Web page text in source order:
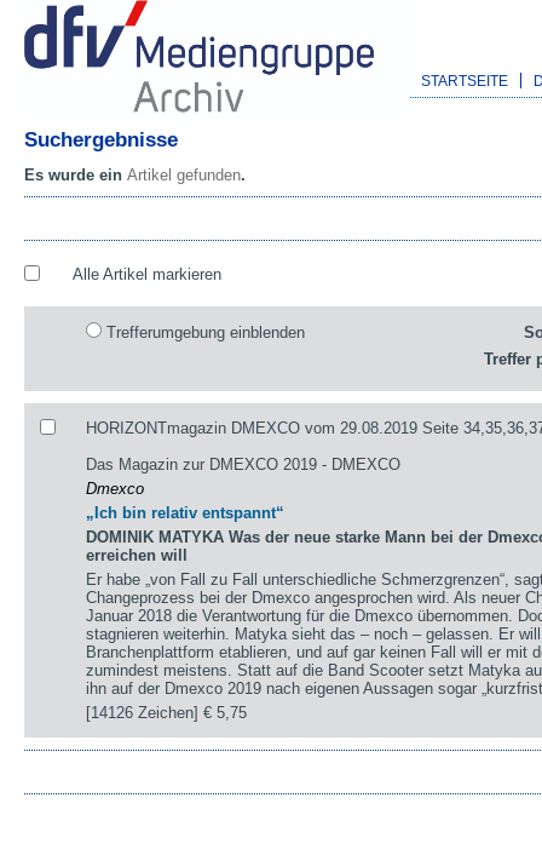
STARTSEITE
Suchergebnisse
Es wurde ein Artikel gefunden.
Alle Artikel markieren
Trefferumgebung einblenden
Treffer
HORIZONTmagazin DMEXCO vom 29.08.2019 Seite
Das Magazin zur DMEXCO 2019 - DMEXCO
Dmexco
„Ich bin relativ entspannt“
DOMINIK MATYKA Was der neue starke Mann bei der
erreichen will
Er habe „von Fall zu Fall unterschiedliche Schmerzgrenzen“,
Changeprozess bei der Dmexco angesprochen wird. Als neuer
Januar 2018 die Verantwortung für die Dmexco übernommen.
stagnieren weiterhin. Matyka sieht das – noch – gelassen. Er
Branchenplattform etablieren, und auf gar keinen Fall will er mit
zumindest meistens. Statt auf die Band Scooter setzt Matyka
ihn auf der Dmexco 2019 nach eigenen Aussagen sogar
[14126 Zeichen]€ 5,75